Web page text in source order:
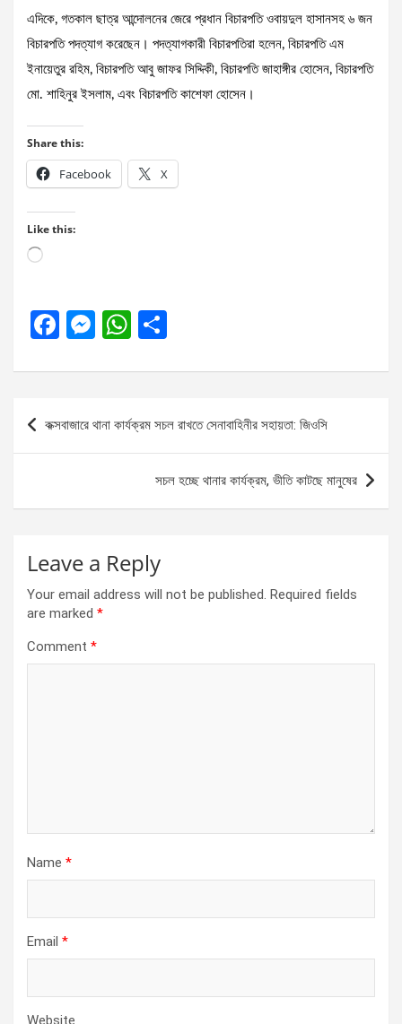
এদিকে, গতকাল ছাত্র আন্দোলনের জেরে প্রধান বিচারপতি ওবায়দুল হাসানসহ ৬ জন
বিচারপতি পদত্যাগ করেছেন। পদত্যাগকারী বিচারপতিরা হলেন, বিচারপতি এম
ইনায়েতুর রহিম, বিচারপতি আবু জাফর সিদ্দিকী, বিচারপতি জাহাঙ্গীর হোসেন, বিচারপতি
মো. শাহিনুর ইসলাম, এবং বিচারপতি কাশেফা হোসেন।
Share this:
Facebook X
Like this:
Loading…
F
ce
o
M
se
g
W
at
s
A
ar
Post
navigation
কক্সবাজারে থানা কার্যক্রম সচল রাখতে সেনাবাহিনীর সহায়তা: জিওসি
সচল হচ্ছে থানার কার্যক্রম, ভীতি কাটছে মানুষের
Leave a Reply
Your email address will not be published. Required fields
are marked *
Comment *
Name *
Email *
Website